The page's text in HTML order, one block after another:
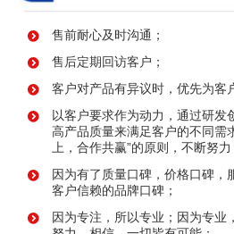
售前耐心及时沟通；
售后定期回访客户；
客户对产品有异议时，优先为客
以客户要求作为动力，通过研发
高产品质量来满足客户的不同需
上，合作共赢”的原则，不断努力
因为有了质量口碑，价格口碑，
客户信赖的品牌口碑；
因为专注，所以专业；因为专业